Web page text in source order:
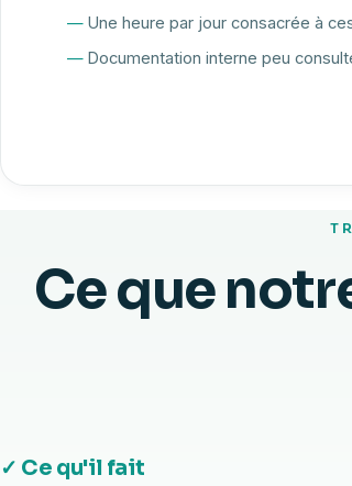
Une heure par jour consacrée à
Documentation interne peu
Ce que
✓ Ce qu'il fait